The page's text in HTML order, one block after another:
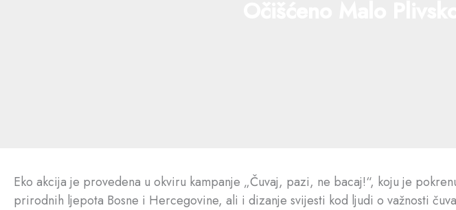
Eko akcija je provedena u okviru kampanje „Čuvaj, pazi, ne bacaj!“, koju je
prirodnih ljepota Bosne i Hercegovine, ali i dizanje svijesti kod ljudi o važnosti